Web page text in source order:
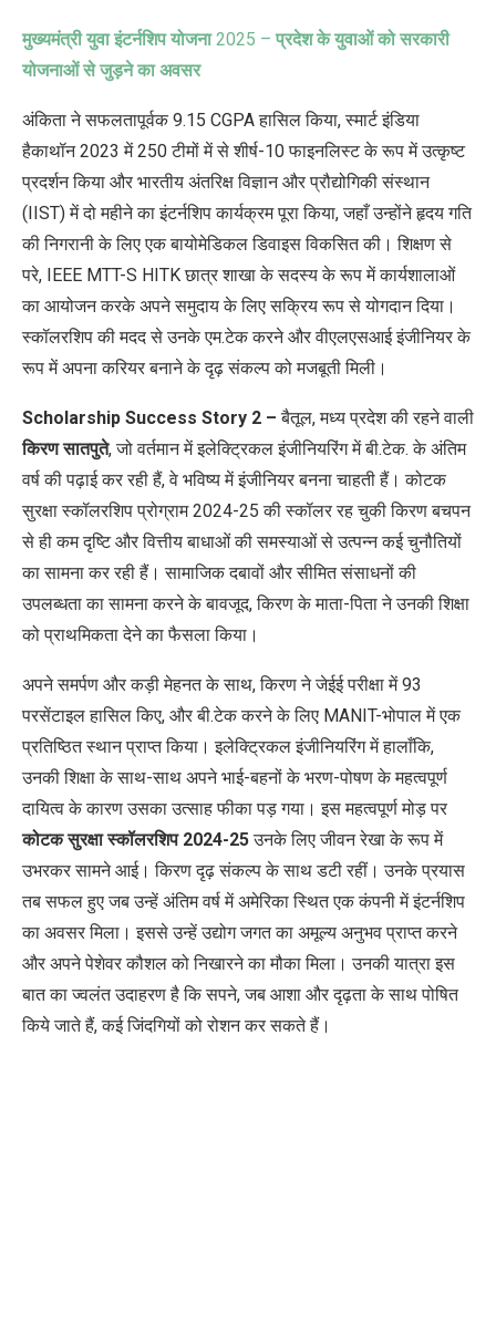
मुख्यमंत्री युवा इंटर्नशिप योजना2025 – प्रदेश के युवाओं को सरकारी
योजनाओं से जुड़ने का अवसर
अंकिता ने सफलतापूर्वक9.15 CGPAहासिल किया,स्मार्ट इंडिया
हैकाथॉन2023में250टीमों में से शीर्ष-10फाइनलिस्ट के रूप में उत्कृष्ट
प्रदर्शन किया और भारतीय अंतरिक्ष विज्ञान और प्रौद्योगिकी संस्थान
( IIST)में दो महीने का इंटर्नशिप कार्यक्रम पूरा किया,जहाँ उन्होंने हृदय गति
की निगरानी के लिए एक बायोमेडिकल डिवाइस विकसित की। शिक्षण से
परे, IEEE MTT-S HITKछात्र शाखा के सदस्य के रूप में कार्यशालाओं
का आयोजन करके अपने समुदाय के लिए सक्रिय रूप से योगदान दिया।
स्कॉलरशिप की मदद से उनके एम.टेक करने और वीएलएसआई इंजीनियर के
रूप में अपना करियर बनाने के दृढ़ संकल्प को मजबूती मिली।
Scholarship Success Story 2 – बैतूल,मध्य प्रदेश की रहने वाली
किरण सातपुते,जो वर्तमान में इलेक्ट्रिकल इंजीनियरिंग में बी.टेक. के अंतिम
वर्ष की पढ़ाई कर रही हैं,वे भविष्य में इंजीनियर बनना चाहती हैं। कोटक
सुरक्षा स्कॉलरशिप प्रोग्राम 2024-25 की स्कॉलर रह चुकी किरण बचपन
से ही कम दृष्टि और वित्तीय बाधाओं की समस्याओं से उत्पन्न कई चुनौतियों
का सामना कर रही हैं। सामाजिक दबावों और सीमित संसाधनों की
उपलब्धता का सामना करने के बावजूद,किरण के माता-पिता ने उनकी शिक्षा
को प्राथमिकता देने का फैसला किया।
अपने समर्पण और कड़ी मेहनत के साथ,किरण ने जेईई परीक्षा में 93
परसेंटाइल हासिल किए, और बी.टेक करने के लिए MANIT-भोपाल में एक
प्रतिष्ठित स्थान प्राप्त किया। इलेक्ट्रिकल इंजीनियरिंग में हालाँकि,
उनकी शिक्षा के साथ-साथ अपने भाई-बहनों के भरण-पोषण के महत्वपूर्ण
दायित्व के कारण उसका उत्साह फीका पड़ गया। इस महत्वपूर्ण मोड़ पर
कोटक सुरक्षा स्कॉलरशिप 2024-25उनके लिए जीवन रेखा के रूप में
उभरकर सामने आई। किरण दृढ़ संकल्प के साथ डटी रहीं। उनके प्रयास
तब सफल हुए जब उन्हें अंतिम वर्ष में अमेरिका स्थित एक कंपनी में इंटर्नशिप
का अवसर मिला। इससे उन्हें उद्योग जगत का अमूल्य अनुभव प्राप्त करने
और अपने पेशेवर कौशल को निखारने का मौका मिला। उनकी यात्रा इस
बात का ज्वलंत उदाहरण है कि सपने,जब आशा और दृढ़ता के साथ पोषित
किये जाते हैं,कई जिंदगियों को रोशन कर सकते हैं।